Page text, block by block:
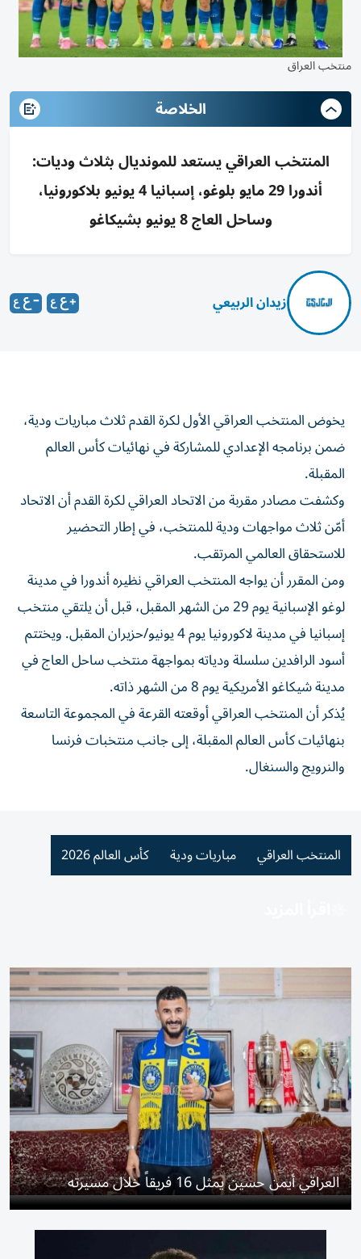
منتخب العراق
الخلاصة
المنتخب العراقي يستعد للمونديال بثلاث وديات:
أندورا 29 مايو بلوغو، إسبانيا 4 يونيو بلاكورونيا،
وساحل العاج 8 يونيو بشيكاغو
زيدان الربيعي
يخوض المنتخب العراقي الأول لكرة القدم ثلاث مباريات ودية،
ضمن برنامجه الإعدادي للمشاركة في نهائيات كأس العالم
المقبلة.
وكشفت مصادر مقربة من الاتحاد العراقي لكرة القدم أن الاتحاد
أمّن ثلاث مواجهات ودية للمنتخب، في إطار التحضير
للاستحقاق العالمي المرتقب.
ومن المقرر أن يواجه المنتخب العراقي نظيره أندورا في مدينة
لوغو الإسبانية يوم 29 من الشهر المقبل، قبل أن يلتقي منتخب
إسبانيا في مدينة لاكورونيا يوم 4 يونيو/حزيران المقبل. ويختتم
أسود الرافدين سلسلة ودياته بمواجهة منتخب ساحل العاج في
مدينة شيكاغو الأمريكية يوم 8 من الشهر ذاته.
يُذكر أن المنتخب العراقي أوقعته القرعة في المجموعة التاسعة
بنهائيات كأس العالم المقبلة، إلى جانب منتخبات فرنسا
والنرويج والسنغال.
المنتخب العراقي مباريات ودية كأس العالم 2026
العراقي أيمن حسين يمثل 16 فريقاً خلال مسيرته